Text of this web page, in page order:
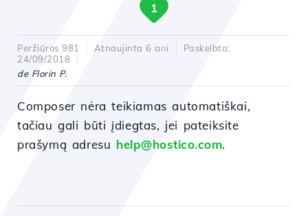
1
Peržiūros 981 Atnaujinta 6 ani
Paskelbta:
24/09/2018
de Florin P.
Composer nėra teikiamas automatiškai,
tačiau gali būti įdiegtas, jei pateiksite
prašymą adresu help@hostico.com.